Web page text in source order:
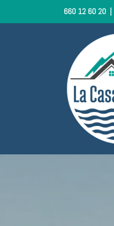
660 12 60 20